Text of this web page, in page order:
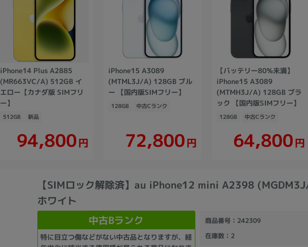
iPhone14 Plus A2885
(MR663VC/A) 512GB イ
エロー【カナダ版 SIMフリ
ー】
512GB 新品
94,800円
iPhone15 A3089
(MTML3J/A) 128GB ブル
ー 【国内版SIMフリー】
128GB 中古Cランク
72,800円
【バッテリー80%未満】
iPhone15 A3089
(MTMH3J/A) 128GB ブラ
ック 【国内版SIMフリー】
128GB 中古Cランク
64,800円
【SIMロック解除済】au iPhone12 mini A2398
ホワイト
中古Bランク
特に目立つ傷などがない中古品となりますが、経
商品番号：242309
在庫数：2